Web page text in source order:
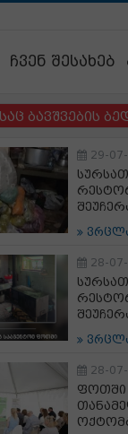
ჩვენ შესახებ
ბედი
29-
28-
28-
ფოთში